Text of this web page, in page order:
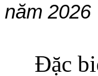
năm 2026
Đặc